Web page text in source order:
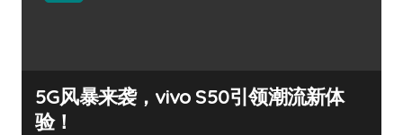
5G风暴来袭，vivo S50引领潮流新体
验！